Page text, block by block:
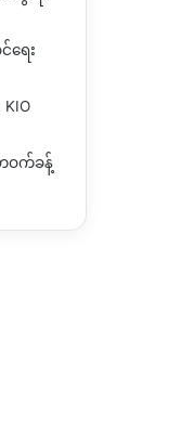
ရေး
တဝက်ခန့်